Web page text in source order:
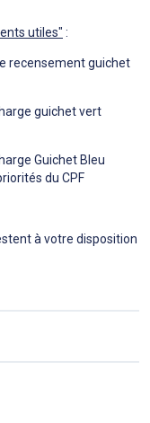
utiles" :
recensement guichet
guichet vert
Guichet Bleu
du CPF
à votre disposition